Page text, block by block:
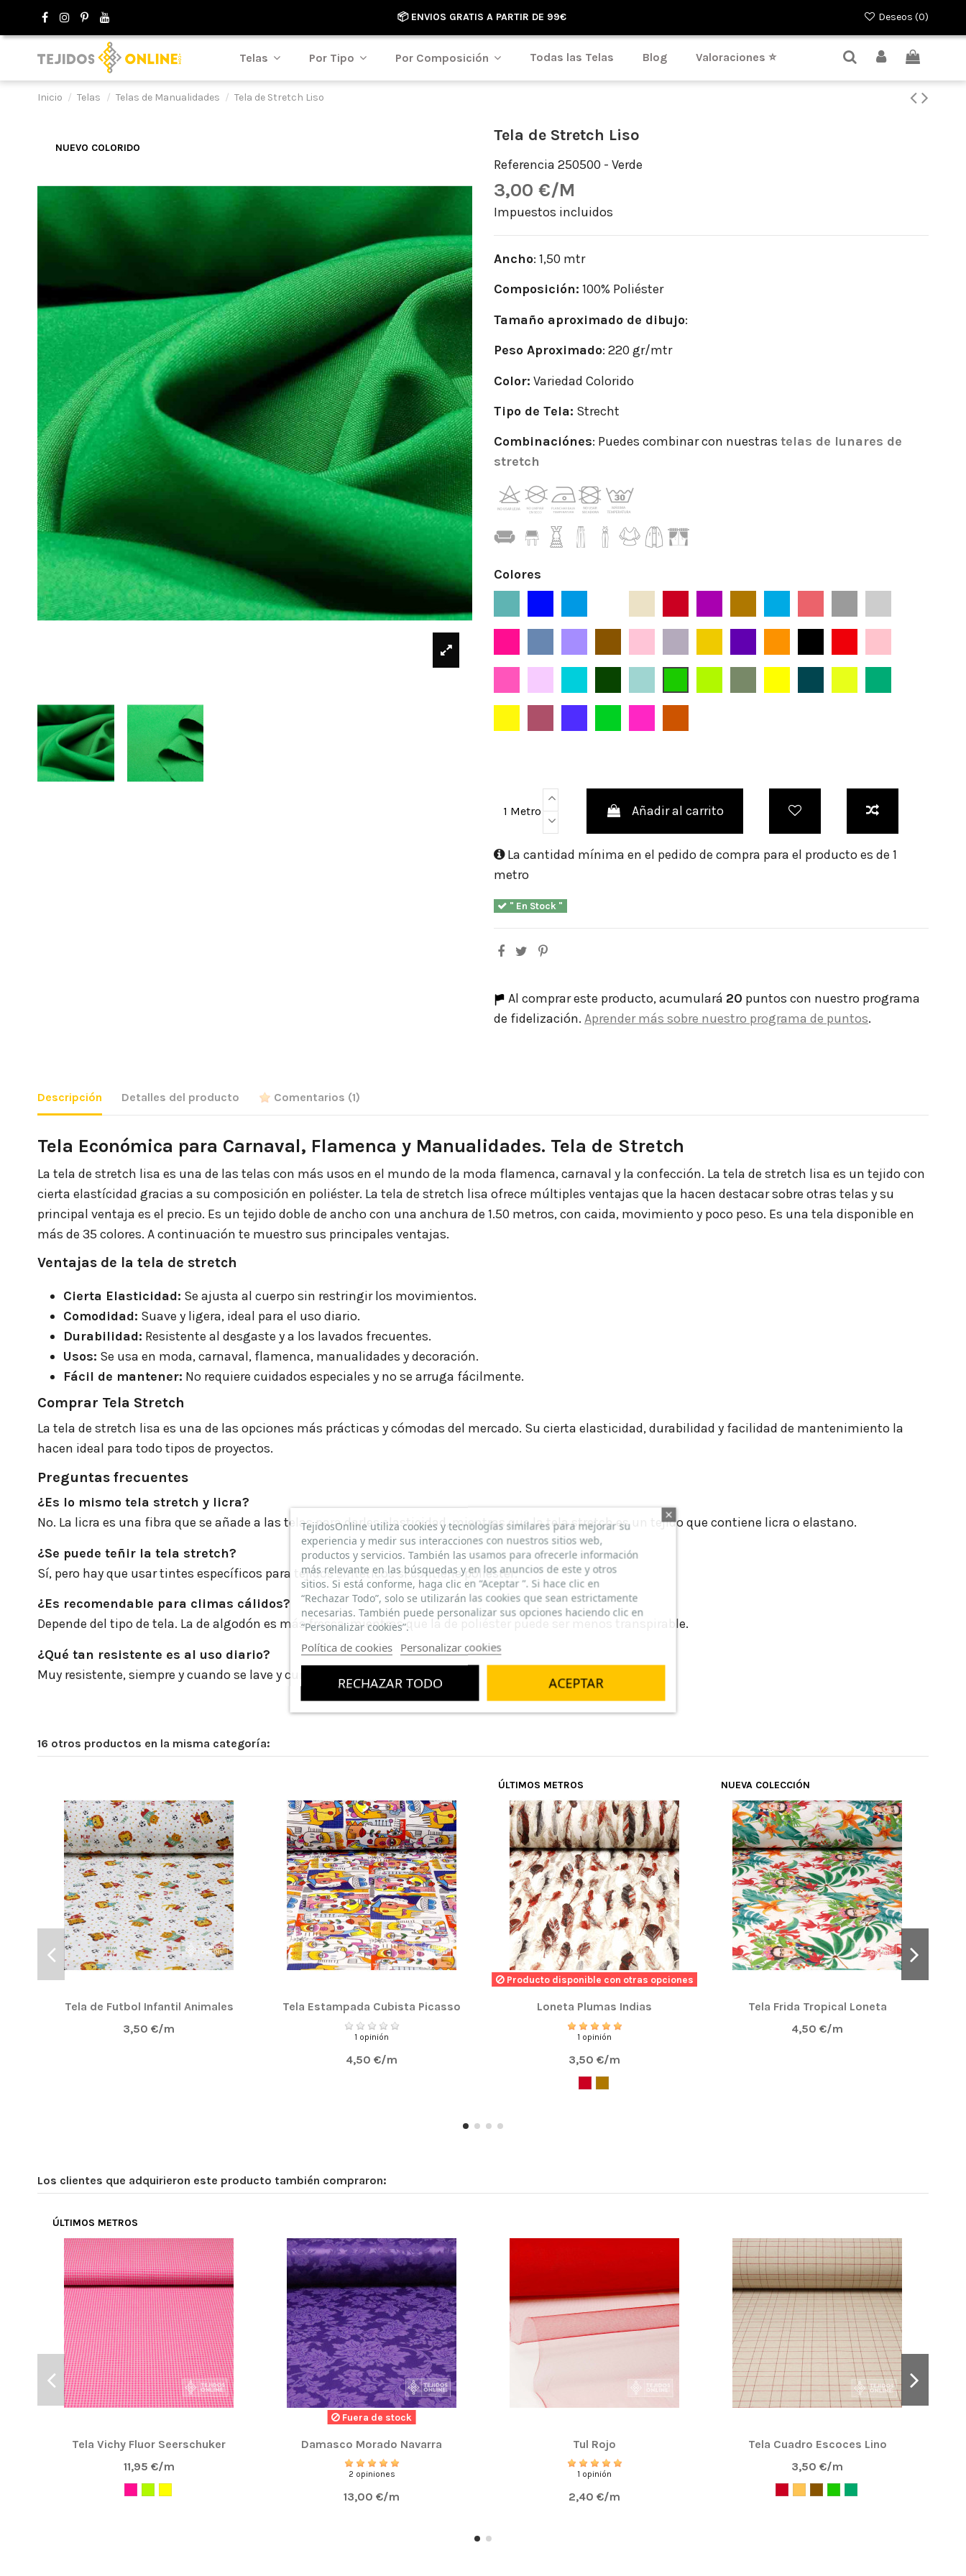
📦 ENVIOS GRATIS A PARTIR DE 99€ Deseos (0)
Telas Por Tipo Por Composición Todas las Telas Blog Valoraciones ⭐
Inicio Telas Telas de Manualidades Tela de Stretch Liso
NUEVO COLORIDO
Tela de Stretch Liso
Referencia 250500 - Verde
3,00 €/M
Impuestos incluidos
Ancho: 1,50 mtr
Composición: 100% Poliéster
Tamaño aproximado de dibujo:
Peso Aproximado: 220 gr/mtr
Color: Variedad Colorido
Tipo de Tela: Strecht
Combinaciónes: Puedes combinar con nuestras telas de lunares de
stretch
Colores
1 Metro Añadir al carrito
La cantidad mínima en el pedido de compra para el producto es de 1
metro
" En Stock "
Al comprar este producto, acumulará 20 puntos con nuestro programa
de fidelización. Aprender más sobre nuestro programa de puntos.
Descripción Detalles del producto Comentarios (1)
Tela Económica para Carnaval, Flamenca y Manualidades. Tela de Stretch
La tela de stretch lisa es una de las telas con más usos en el mundo de la moda flamenca, carnaval y la confección. La tela de stretch lisa es un tejido con
cierta elastícidad gracias a su composición en poliéster. La tela de stretch lisa ofrece múltiples ventajas que la hacen destacar sobre otras telas y su
principal ventaja es el precio. Es un tejido doble de ancho con una anchura de 1.50 metros, con caida, movimiento y poco peso. Es una tela disponible en
más de 35 colores. A continuación te muestro sus principales ventajas.
Ventajas de la tela de stretch
Cierta Elasticidad: Se ajusta al cuerpo sin restringir los movimientos.
Comodidad: Suave y ligera, ideal para el uso diario.
Durabilidad: Resistente al desgaste y a los lavados frecuentes.
Usos: Se usa en moda, carnaval, flamenca, manualidades y decoración.
Fácil de mantener: No requiere cuidados especiales y no se arruga fácilmente.
Comprar Tela Stretch
La tela de stretch lisa es una de las opciones más prácticas y cómodas del mercado. Su cierta elasticidad, durabilidad y facilidad de mantenimiento la
hacen ideal para todo tipos de proyectos.
Preguntas frecuentes
¿Es lo mismo tela stretch y licra?
No. La licra es una fibra que se añade a las telas para darles elasticidad, mientras que la tela stretch es un tejido que contiene licra o elastano.
¿Se puede teñir la tela stretch?
Sí, pero hay que usar tintes específicos para tejidos sintéticos si contiene poliéster.
¿Es recomendable para climas cálidos?
Depende del tipo de tela. La de algodón es más fresca, mientras que la de poliéster puede ser menos transpirable.
¿Qué tan resistente es al uso diario?
Muy resistente, siempre y cuando se lave y cuide adecuadamente.
Lailaen14/01/2023 Tela de Stretch Liso
Telas bonitas, buena calidad , y lo que más me atrae es su precio . Volveré a repetir .
16 otros productos en la misma categoría:
Tela de Futbol Infantil Animales
3,50 €/m
Tela Estampada Cubista Picasso
1 opinión
4,50 €/m
ÚLTIMOS METROS
Producto disponible con otras opciones
Loneta Plumas Indias
1 opinión
3,50 €/m
NUEVA COLECCIÓN
Tela Frida Tropical Loneta
4,50 €/m
Los clientes que adquirieron este producto también compraron:
ÚLTIMOS METROS
Tela Vichy Fluor Seerschuker
11,95 €/m
Fuera de stock
Damasco Morado Navarra
2 opiniones
13,00 €/m
Tul Rojo
1 opinión
2,40 €/m
Tela Cuadro Escoces Lino
3,50 €/m
TejidosOnline utiliza cookies y tecnologías similares para mejorar su
experiencia y medir sus interacciones con nuestros sitios web,
productos y servicios. También las usamos para ofrecerle información
más relevante en las búsquedas y en los anuncios de este y otros
sitios. Si está conforme, haga clic en “Aceptar ”. Si hace clic en
“Rechazar Todo”, solo se utilizarán las cookies que sean estrictamente
necesarias. También puede personalizar sus opciones haciendo clic en
“Personalizar cookies”.
Política de cookies Personalizar cookies
RECHAZAR TODO ACEPTAR